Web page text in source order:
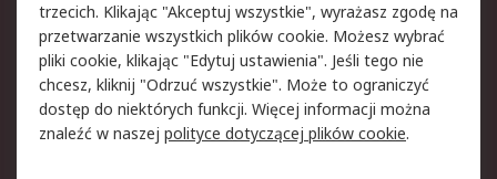
Bezpieczeństwo e-
maila
Polityka dotycząca
plików cookie
Polityka prywatności
Użytkowanie witryny
Zastrzeżenia prawne
Warunki Sprzedaży
trzecich. Klikając "Akceptuj wszystkie", wyrażasz zgodę na
przetwarzanie wszystkich plików cookie. Możesz wybrać
pliki cookie, klikając "Edytuj ustawienia". Jeśli tego nie
chcesz, kliknij "Odrzuć wszystkie". Może to ograniczyć
dostęp do niektórych funkcji. Więcej informacji można
znaleźć w naszej polityce dotyczącej plików cookie.